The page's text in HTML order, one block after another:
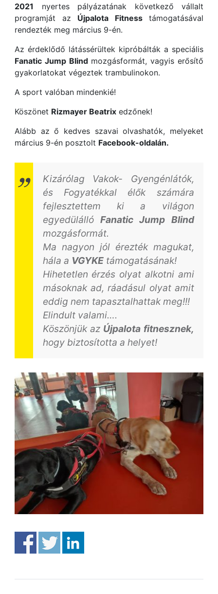
2021 nyertes pályázatának következő vállalt
programját az Újpalota Fitnesstámogatásával
rendezték meg március 9-én.
Az érdeklődő látássérültek kipróbálták a speciális
Fanatic Jump Blindmozgásformát, vagyis erősítő
gyakorlatokat végeztek trambulinokon.
A sport valóban mindenkié!
Köszönet Rizmayer Beatrix edzőnek!
Alább az ő kedves szavai olvashatók, melyeket
március 9-én posztolt Facebook-oldalán.
Kizárólag Vakok- Gyengénlátók,
és Fogyatékkal élők számára
fejlesztettem ki a világon
egyedülálló Fanatic Jump Blind
mozgásformát.
Ma nagyon jól érezték magukat,
hála a VGYKEtámogatásának!
Hihetetlen érzés olyat alkotni ami
másoknak ad, ráadásul olyat amit
eddig nem tapasztalhattak meg!!!
Elindult valami….
Köszönjük az Újpalota fitnesznek,
hogy biztosította a helyet!